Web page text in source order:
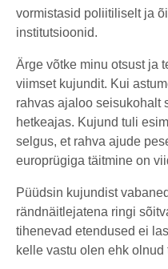
vormistasid poliitiliselt ja
institutsioonid.
Ärge võtke minu otsust ja
viimset kujundit. Kui
rahvas ajaloo seisukohalt
hetkeajas. Kujund tuli
selgus, et rahva ajude
europrügiga täitmine on
Püüdsin kujundist
rändnäitlejatena ringi
tihenevad etendused ei
kelle vastu olen ehk